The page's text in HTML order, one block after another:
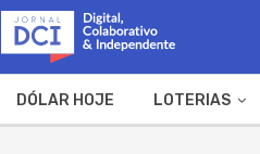
DÓLAR HOJE LOTERIAS